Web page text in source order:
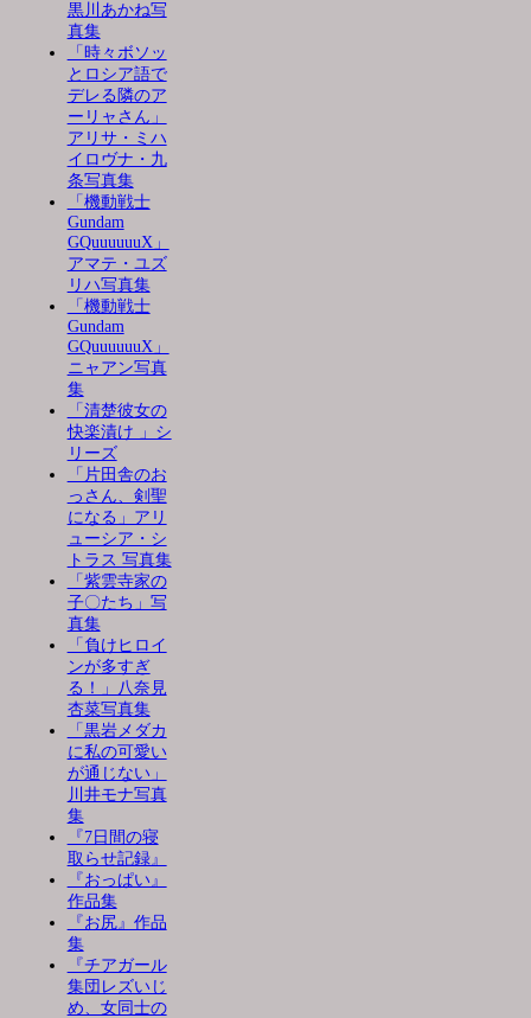
黒川あかね写
真集
「時々ボソッ
とロシア語で
デレる隣のア
ーリャさん」
アリサ・ミハ
イロヴナ・九
条写真集
「機動戦士
Gundam
GQuuuuuuX」
アマテ・ユズ
リハ写真集
「機動戦士
Gundam
GQuuuuuuX」
ニャアン写真
集
「清楚彼女の
快楽漬け 」シ
リーズ
「片田舎のお
っさん、剣聖
になる」アリ
ューシア・シ
トラス 写真集
「紫雲寺家の
子〇たち」写
真集
「負けヒロイ
ンが多すぎ
る！」八奈見
杏菜写真集
「黒岩メダカ
に私の可愛い
が通じない」
川井モナ写真
集
『7日間の寝
取らせ記録』
『おっぱい』
作品集
『お尻』作品
集
『チアガール
集団レズいじ
め、女同士の